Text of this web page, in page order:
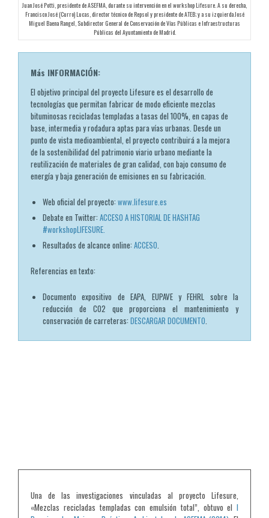
Juan José Potti, presidente de ASEFMA, durante su intervención en el workshop Lifesure. A su derecha,
Francisco José (Curro) Lucas, director técnico de Repsol y presidente de ATEB; y a su izquierda José
Miguel Baena Rangel, Subdirector General de Conservación de Vías Públicas e Infraestructuras
Públicas del Ayuntamiento de Madrid.
Más INFORMACIÓN:
El objetivo principal del proyecto Lifesure es el desarrollo de
tecnologías que permitan fabricar de modo eficiente mezclas
bituminosas recicladas templadas a tasas del 100%, en capas de
base, intermedia y rodadura aptas para vías urbanas. Desde un
punto de vista medioambiental, el proyecto contribuirá a la mejora
de la sostenibilidad del patrimonio viario urbano mediante la
reutilización de materiales de gran calidad, con bajo consumo de
energía y baja generación de emisiones en su fabricación.
Web oficial del proyecto: www.lifesure.es
Debate en Twitter: ACCESO A HISTORIAL DE HASHTAG
#workshopLIFESURE.
Resultados de alcance online: ACCESO.
Referencias en texto:
Documento expositivo de EAPA, EUPAVE y FEHRL sobre la
reducción de CO2 que proporciona el mantenimiento y
conservación de carreteras: DESCARGAR DOCUMENTO.
Una de las investigaciones vinculadas al proyecto Lifesure,
«Mezclas recicladas templadas con emulsión total”, obtuvo el I